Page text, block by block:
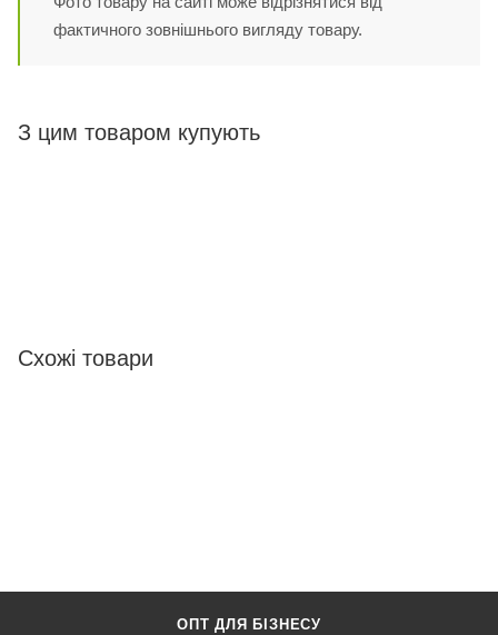
фактичного зовнішнього вигляду товару.
З цим товаром купують
Схожі товари
ОПТ ДЛЯ БІЗНЕСУ